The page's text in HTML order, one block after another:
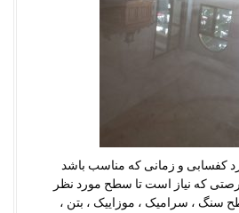
کفسابی و زمانی که مناسب باشد
که نیاز است تا سطح مورد نظر
سنگ ، سرامیک ، موزاییک ، بتن ،